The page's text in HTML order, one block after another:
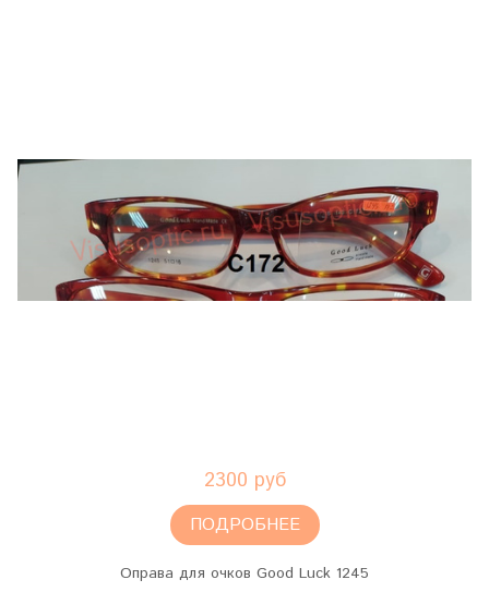
2300 руб
ПОДРОБНЕЕ
Оправа для очков Good Luck 1245